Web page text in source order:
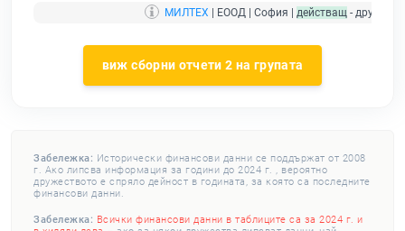
МИЛТЕХ | ЕООД | София | действащ -
виж сборни отчети 2 на групата
Забележка: Исторически финансови данни се поддържат от 2008
г. Ако липсва информация за години до 2024 г. , вероятно
дружеството е спряло дейност в годината, за която са последните
финансови данни.
Забележка: Всички финансови данни в таблиците са за 2024 г. и